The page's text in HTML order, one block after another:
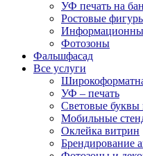
УФ печать на
Ростовые
Фотозоны
Фальшфасад
Все услуги
УФ – печать
Световые буквы
Мобильные
Оклейка витрин
Брендирование